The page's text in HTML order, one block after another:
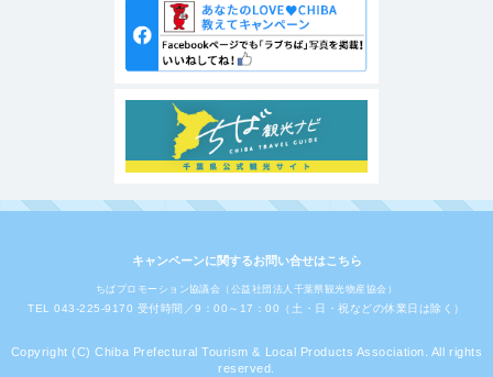
キャンペーンに関するお問い合せはこちら
ちばプロモーション協議会（公益社団法人千葉県観光物産協会）
TEL 043-225-9170 受付時間／9：00～17：00（土・日・祝などの休業日は除く）
Copyright (C) Chiba Prefectural Tourism & Local Products Association. All rights
reserved.